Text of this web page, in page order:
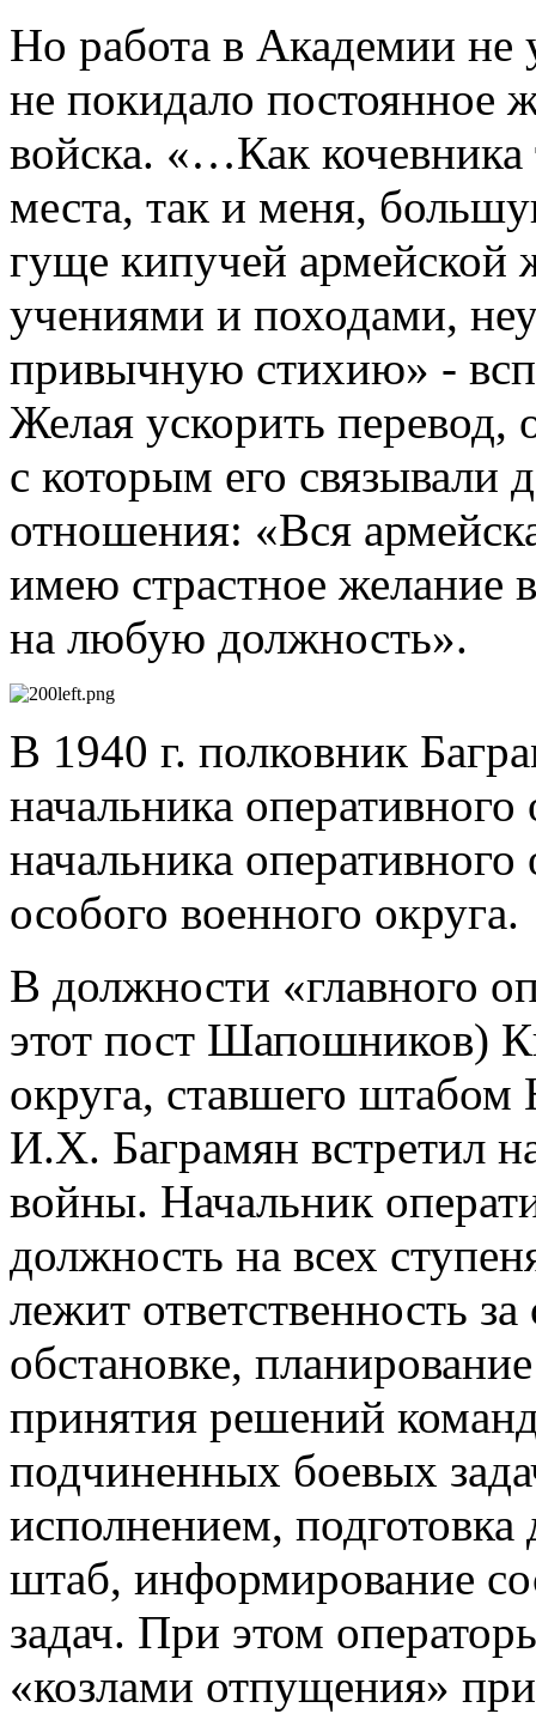
Но работа в Академии не
не покидало постоянное
войска. «…Как кочевника
места, так и меня,
гуще кипучей армейской
учениями и походами,
привычную стихию» -
Желая ускорить
с которым его связывали
отношения: «Вся
имею страстное желание
на любую должность».
В 1940 г. полковник
начальника
начальника
особого военного округа.
В должности «главного
этот пост Шапошников)
округа, ставшего
И.Х. Баграмян встретил
войны. Начальник
должность на всех
лежит ответственность
обстановке,
принятия решений
подчиненных боевых
исполнением,
штаб, информирование
задач. При этом
«козлами отпущения»